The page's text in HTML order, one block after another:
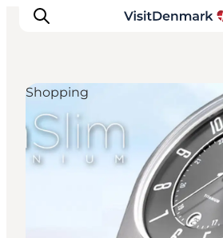
Inspiratie
Bestemmingen
Accommodaties
Shopping